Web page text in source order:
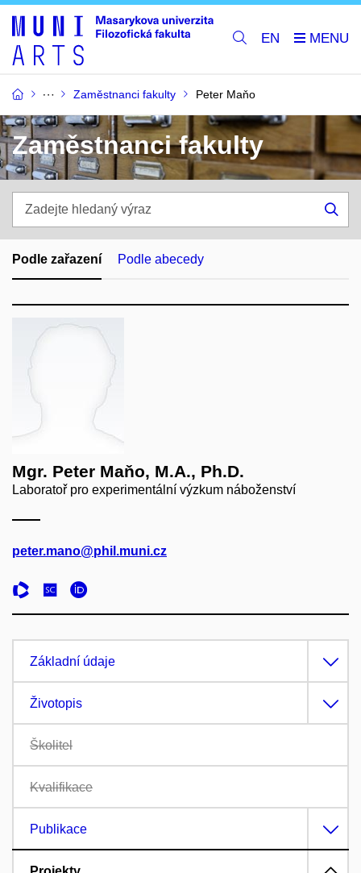
EN
Zaměstnanci fakulty Peter Maňo
Zaměstnanci fakulty
hledaný
výraz
Podle zařazení Podle abecedy
Mgr. Peter Maňo, M.A., Ph.D.
Laboratoř pro experimentální výzkum náboženství
peter.mano@phil.muni.cz
Základní údaje
Životopis
Školitel
Kvalifikace
Publikace